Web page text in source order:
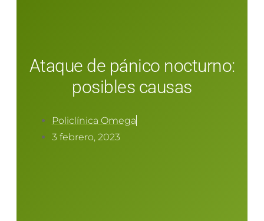
Ataque de pánico nocturno:
posibles causas
Policlínica Omega
3 febrero, 2023